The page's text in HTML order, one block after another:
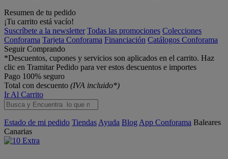
Resumen de tu pedido
¡Tu carrito está vacío!
Suscríbete a la newsletter Todas las promociones Colecciones
Conforama Tarjeta Conforama Financiación Catálogos Conforama
Seguir Comprando
*Descuentos, cupones y servicios son aplicados en el carrito. Haz
clic en Tramitar Pedido para ver estos descuentos e importes
Pago 100% seguro
Total con descuento (IVA incluido*)
Ir Al Carrito
Estado de mi pedido Tiendas Ayuda Blog App Conforama Baleares
Canarias